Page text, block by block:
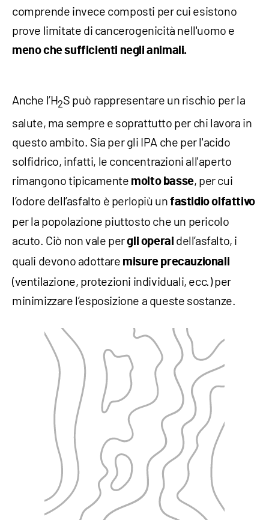
comprende invece composti per cui esistono
prove limitate di cancerogenicità nell'uomo e
meno che sufficienti negli animali.
Anche l’H2S può rappresentare un rischio per la
salute, ma sempre e soprattutto per chi lavora in
questo ambito. Sia per gli IPA che per l'acido
solfidrico, infatti, le concentrazioni all'aperto
rimangono tipicamente molto basse, per cui
l’odore dell’asfalto è perlopiù unfastidio olfattivo
per la popolazione piuttosto che un pericolo
acuto. Ciò non vale pergli operai dell’asfalto, i
quali devono adottare misure precauzionali
(ventilazione, protezioni individuali, ecc.) per
minimizzare l’esposizione a queste sostanze.